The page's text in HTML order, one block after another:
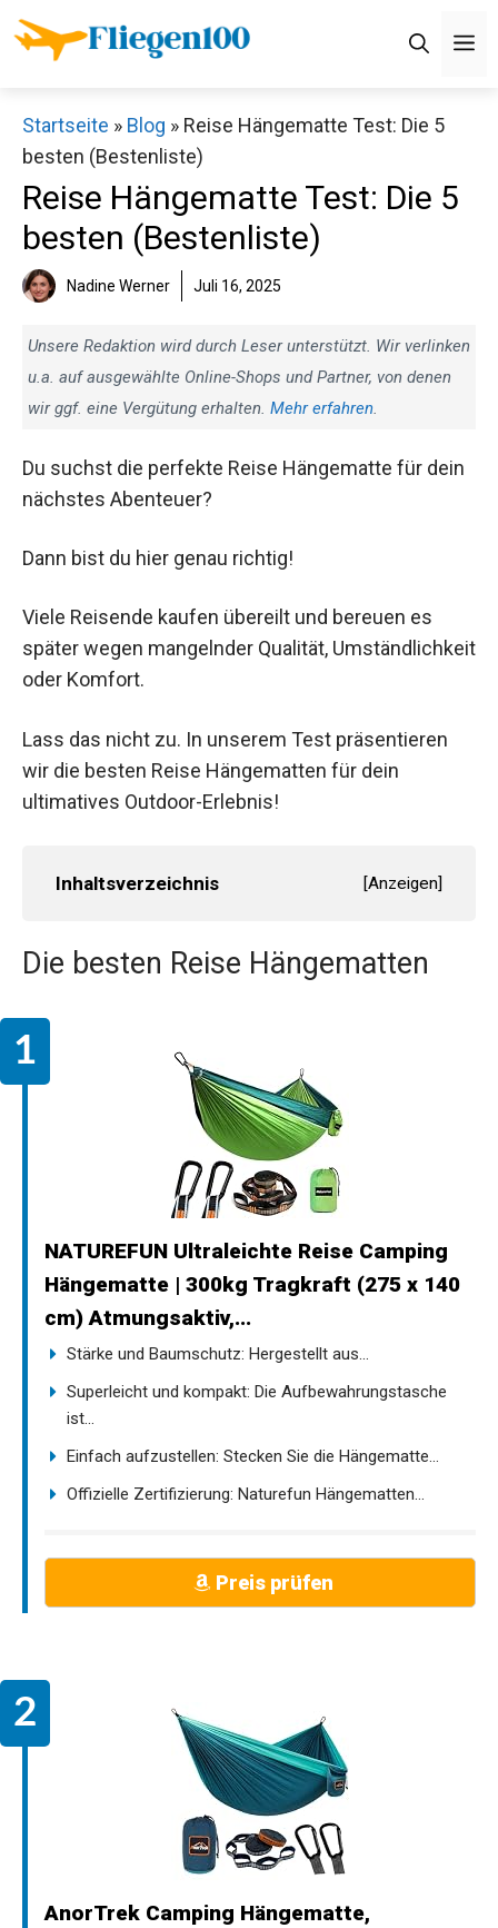
Zum
Inhalt
Startseite » Blog » Reise Hängematte Test: Die 5
besten (Bestenliste)
Reise Hängematte Test: Die 5
besten (Bestenliste)
Nadine Werner Juli 16, 2025
Unsere Redaktion wird durch Leser unterstützt. Wir verlinken
u.a. auf ausgewählte Online-Shops und Partner, von denen
wir ggf. eine Vergütung erhalten. Mehr erfahren.
Du suchst die perfekte Reise Hängematte für dein
nächstes Abenteuer?
Dann bist du hier genau richtig!
Viele Reisende kaufen übereilt und bereuen es
später wegen mangelnder Qualität, Umständlichkeit
oder Komfort.
Lass das nicht zu. In unserem Test präsentieren
wir die besten Reise Hängematten für dein
ultimatives Outdoor-Erlebnis!
Inhaltsverzeichnis [Anzeigen]
Die besten Reise Hängematten
NATUREFUN Ultraleichte Reise Camping
Hängematte | 300kg Tragkraft (275 x 140
cm) Atmungsaktiv,...
Stärke und Baumschutz: Hergestellt aus...
Superleicht und kompakt: Die Aufbewahrungstasche
ist...
Einfach aufzustellen: Stecken Sie die Hängematte...
Offizielle Zertifizierung: Naturefun Hängematten...
Preis prüfen
AnorTrek Camping Hängematte,